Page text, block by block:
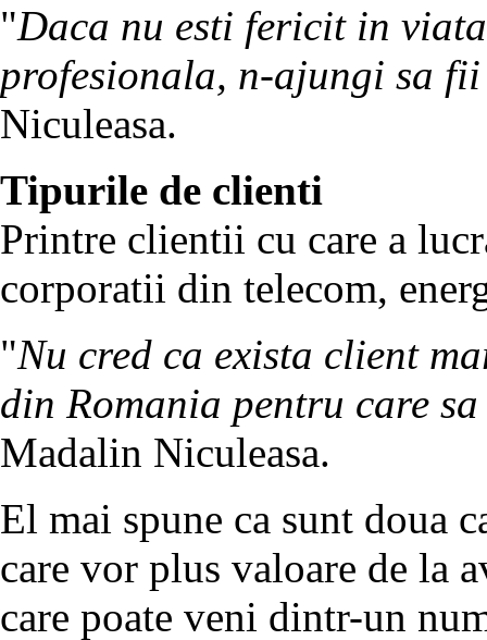
"Daca nu esti fericit in
profesionala, n-ajungi sa
Niculeasa.
Tipurile de clienti
Printre clientii cu care a
corporatii din telecom,
"Nu cred ca exista client
din Romania pentru care
Madalin Niculeasa.
El mai spune ca sunt doua
care vor plus valoare de la
care poate veni dintr-un